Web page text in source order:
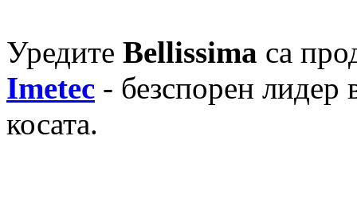
Уредите Bellissima са
Imetec - безспорен лидер
косата.